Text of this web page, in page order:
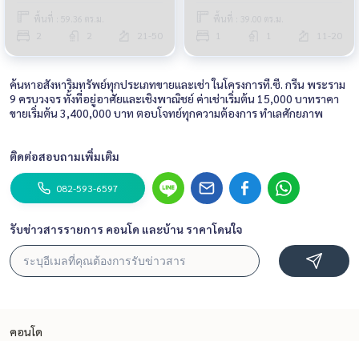
พื้นที่ : 59.36 ตร.ม.
21-50
พื้นที่ : 39.00 ตร.ม.
11-20
ค้นหาอสังหาริมทรัพย์ทุกประเภทขายและเช่า ในโครงการที.ซี. กรีน พระราม
9 ครบวงจร ทั้งที่อยู่อาศัยและเชิงพาณิชย์ ค่าเช่าเริ่มต้น 15,000 บาทราคา
ขายเริ่มต้น 3,400,000 บาท ตอบโจทย์ทุกความต้องการ ทำเลศักยภาพ
ติดต่อสอบถามเพิ่มเติม
082-593-6597
รับข่าวสารรายการ คอนโด และบ้าน ราคาโดนใจ
คอนโด